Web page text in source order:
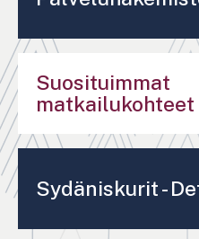
Suosituimmat
matkailukohteet
Sydäniskurit -